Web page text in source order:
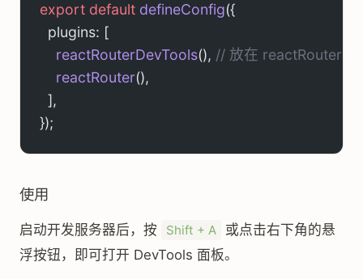
export default defineConfig({
  plugins: [
    reactRouterDevTools
(), // 放在 reactRouter
    reactRouter
(),
  ],
});
使用
启动开发服务器后，按 Shift + A
或点击右下角的悬
浮按钮，即可打开 DevTools 面板。